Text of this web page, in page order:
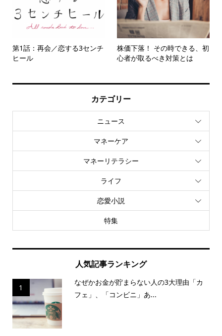
第1話：再会／恋する3センチ
ヒール
株価下落！ その時できる、初
心者が取るべき対策とは
カテゴリー
ニュース
マネーケア
マネーリテラシー
ライフ
恋愛小説
特集
人気記事ランキング
1
なぜかお金が貯まらない人の3大理由「カ
フェ」、「コンビニ」あ...